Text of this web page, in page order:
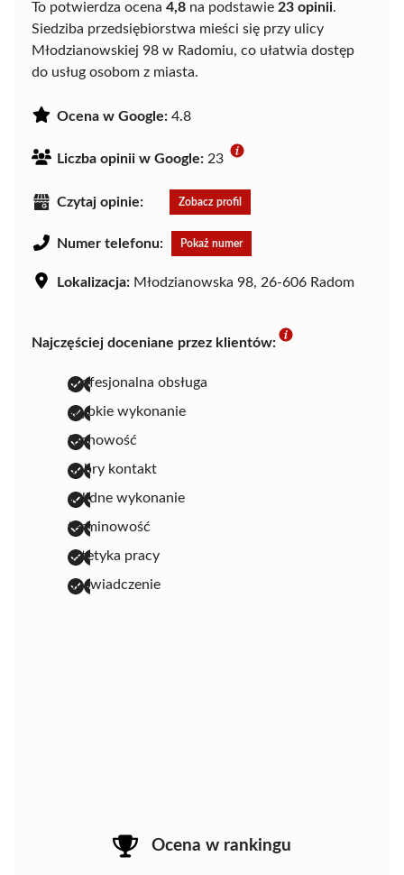
To potwierdza ocena 4,8 na podstawie 23 opinii.
Siedziba przedsiębiorstwa mieści się przy ulicy
Młodzianowskiej 98 w Radomiu, co ułatwia dostęp
do usług osobom z miasta.
Ocena w Google: 4.8
Liczba opinii w Google: 23
Czytaj opinie: Zobacz profil
Numer telefonu: Pokaż numer
Lokalizacja: Młodzianowska 98, 26-606 Radom
Najczęściej doceniane przez klientów:
profesjonalna obsługa
szybkie wykonanie
fachowość
dobry kontakt
solidne wykonanie
terminowość
estetyka pracy
doświadczenie
Ocena w rankingu